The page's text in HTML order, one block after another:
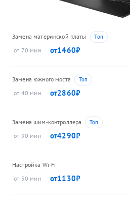
Замена материнской платы
70
1460
Замена южного моста
40
2860
Замена шим-контроллера
90
4290
Настройка Wi-Fi
50
1130